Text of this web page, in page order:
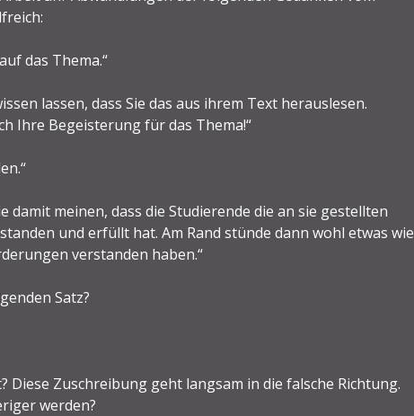
das Thema.“
lassen, dass Sie das aus ihrem Text herauslesen.
Ihre Begeisterung für das Thema!“
damit meinen, dass die Studierende die an sie gestellten
und erfüllt hat. Am Rand stünde dann wohl etwas wie
verstanden haben.“
Satz?
Diese Zuschreibung geht langsam in die falsche Richtung.
werden?